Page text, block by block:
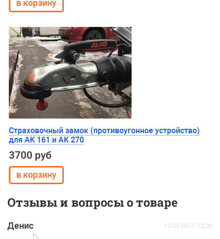
Страховочный замок (противоугонное устройство)
для AK 161 и AK 270
3700 руб
Отзывы и вопросы о товаре
Денис 12.03.2017, 12:36